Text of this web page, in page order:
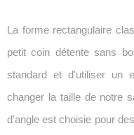
La forme rectangulaire
petit coin détente sans
standard et d'utiliser un
changer la taille de notre
d'angle est choisie pour